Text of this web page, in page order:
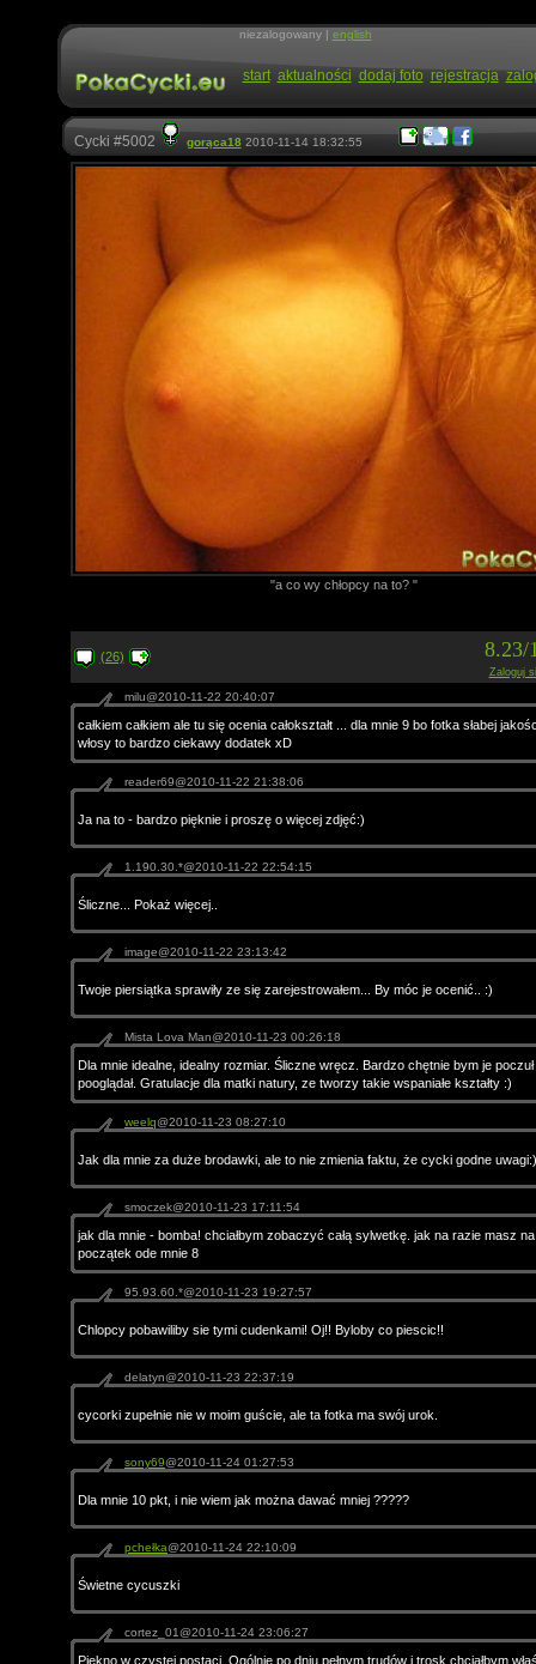
niezalogowany | english
start aktualności dodaj foto rejestracja
Cycki #5002 gorąca18 2010-11-14 18:32:55
"a co wy chłopcy na to? "
(26)
Zaloguj
milu@2010-11-22 20:40:07
całkiem całkiem ale tu się ocenia całokształt ... dla mnie 9 bo fotka słabej
włosy to bardzo ciekawy dodatek xD
reader69@2010-11-22 21:38:06
Ja na to - bardzo pięknie i proszę o więcej zdjęć:)
1.190.30.*@2010-11-22 22:54:15
Śliczne... Pokaż więcej..
image@2010-11-22 23:13:42
Twoje piersiątka sprawiły ze się zarejestrowałem... By móc je ocenić.. :)
Mista Lova Man@2010-11-23 00:26:18
Dla mnie idealne, idealny rozmiar. Śliczne wręcz. Bardzo chętnie bym je
pooglądał. Gratulacje dla matki natury, ze tworzy takie wspaniałe kształty :)
weelq@2010-11-23 08:27:10
Jak dla mnie za duże brodawki, ale to nie zmienia faktu, że cycki godne uwagi:)
smoczek@2010-11-23 17:11:54
jak dla mnie - bomba! chciałbym zobaczyć całą sylwetkę. jak na razie masz
początek ode mnie 8
95.93.60.*@2010-11-23 19:27:57
Chlopcy pobawiliby sie tymi cudenkami! Oj!! Byloby co piescic!!
delatyn@2010-11-23 22:37:19
cycorki zupełnie nie w moim guście, ale ta fotka ma swój urok.
sony69@2010-11-24 01:27:53
Dla mnie 10 pkt, i nie wiem jak można dawać mniej ?????
pchełka@2010-11-24 22:10:09
Świetne cycuszki
cortez_01@2010-11-24 23:06:27
Piękno w czystej postaci. Ogólnie po dniu pełnym trudów i trosk chciałbym